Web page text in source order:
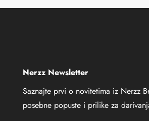
Nerzz Newsletter
Saznajte prvi o novitetima iz Nerzz
posebne popuste i prilike za